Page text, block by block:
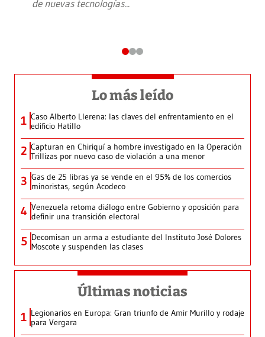
de nuevas tecnologías...
Lo más leído
1 Caso Alberto Llerena: las claves del enfrentamiento en el
edificio Hatillo
2 Capturan en Chiriquí a hombre investigado en la Operación
Trillizas por nuevo caso de violación a una menor
3 Gas de 25 libras ya se vende en el 95% de los comercios
minoristas, según Acodeco
4 Venezuela retoma diálogo entre Gobierno y oposición para
definir una transición electoral
5 Decomisan un arma a estudiante del Instituto José Dolores
Moscote y suspenden las clases
Últimas noticias
1 Legionarios en Europa: Gran triunfo de Amir Murillo y rodaje
para Vergara